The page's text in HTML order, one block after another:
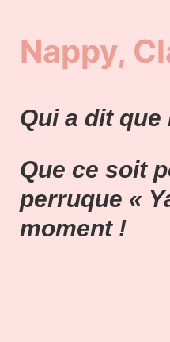
Nappy,
Qui a dit
Que ce soit
perruque «
moment !